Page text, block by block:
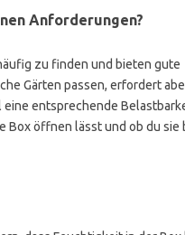
Anforderungen?
zu finden und bieten gute
Gärten passen, erfordert
entsprechende
Box öffnen lässt und ob du sie